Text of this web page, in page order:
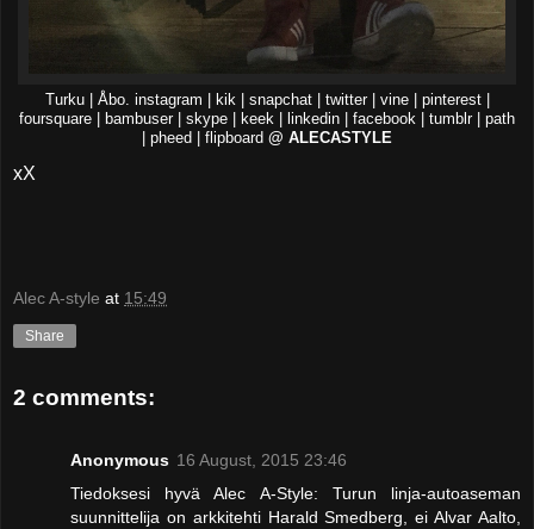
Turku | Åbo. instagram | kik | snapchat | twitter | vine | pinterest |
foursquare | bambuser | skype | keek | linkedin | facebook | tumblr | path
| pheed | flipboard @ ALECASTYLE
xX
Alec A-style at 15:49
Share
2 comments:
Anonymous 16 August, 2015 23:46
Tiedoksesi hyvä Alec A-Style: Turun linja-autoaseman
suunnittelija on arkkitehti Harald Smedberg, ei Alvar Aalto,